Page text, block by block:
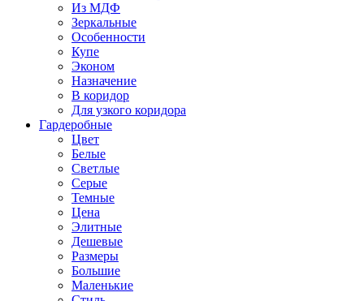
Из МДФ
Зеркальные
Особенности
Купе
Эконом
Назначение
В коридор
Для узкого коридора
Гардеробные
Цвет
Белые
Светлые
Серые
Темные
Цена
Элитные
Дешевые
Размеры
Большие
Маленькие